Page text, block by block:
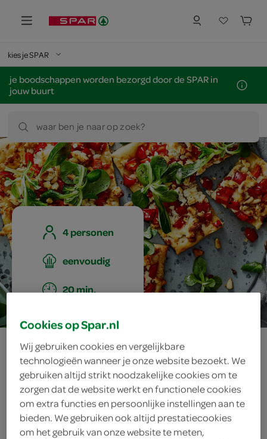
kies je SPAR
je boodschappen worden bezorgd door de SPAR in
jouw buurt
waar ben je naar op zoek?
4 personen
eenvoudig
20 min.
bladerdeegtaartje
met feta en
paprika
Cookies op Spar.nl
Wij gebruiken cookies en vergelijkbare
technologieën wanneer je onze website bezoekt. We
gebruiken altijd strikt noodzakelijke cookies om te
zorgen dat de website werkt en functionele cookies
om extra functies en persoonlijke instellingen aan te
bieden. We gebruiken ook altijd prestatiecookies
om het gebruik van onze website te meten,